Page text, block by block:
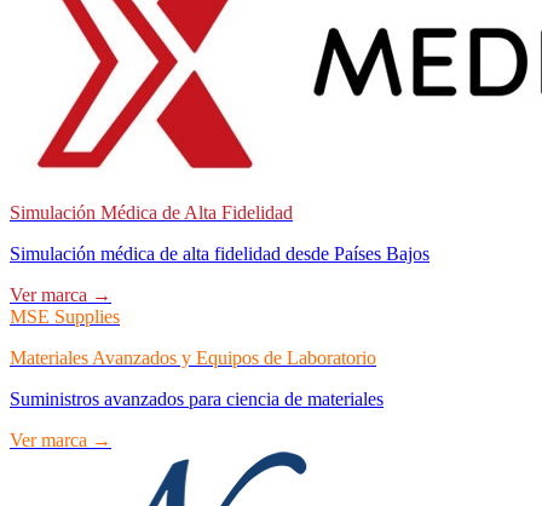
Simulación Médica de Alta Fidelidad
Simulación médica de alta fidelidad desde Países Bajos
Ver marca →
MSE Supplies
Materiales Avanzados y Equipos de Laboratorio
Suministros avanzados para ciencia de materiales
Ver marca →